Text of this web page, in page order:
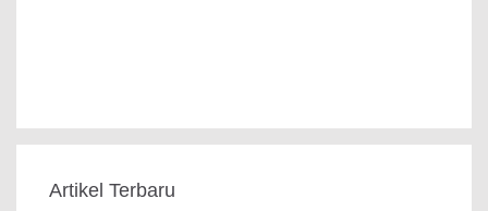
Artikel Terbaru